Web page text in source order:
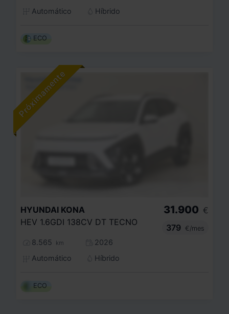
Automático
Híbrido
ECO
HYUNDAI KONA
HEV 1.6GDI 138CV DT TECNO
8.565 km
2026
Automático
Híbrido
31.900 €
379
€/mes
ECO